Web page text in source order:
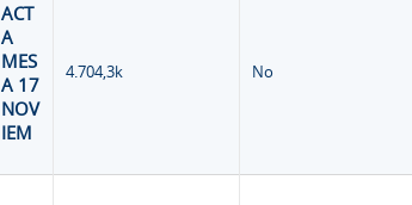
ACT
A
MES
A 17
NOV
IEM
4.704,3k No